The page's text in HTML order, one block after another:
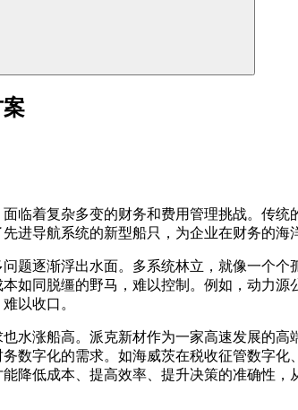
临着复杂多变的财务和费用管理挑战。传
进导航系统的新型船只，为企业在财务的海
题逐渐浮出水面。多系统林立，就像一个
如同脱缰的野马，难以控制。例如，动力
以收口。
水涨船高。派克新材作为一家高速发展的
数字化的需求。如海威茨在税收征管数字
低成本、提高效率、提升决策的准确性，